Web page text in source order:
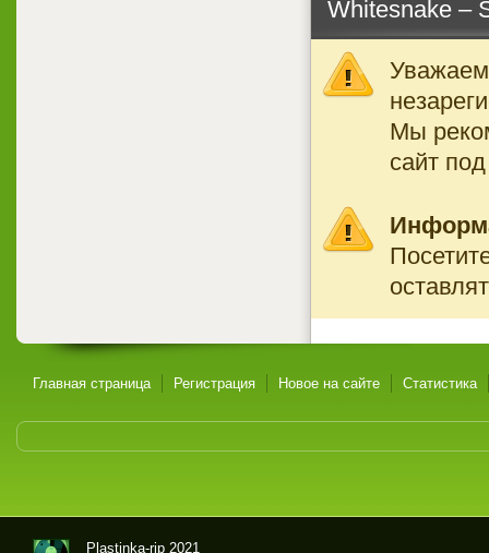
Whitesnake ‎–
Мы
сайт
Главная страница Регистрация Новое на сайте Статистика
Plastinka-rip 2021